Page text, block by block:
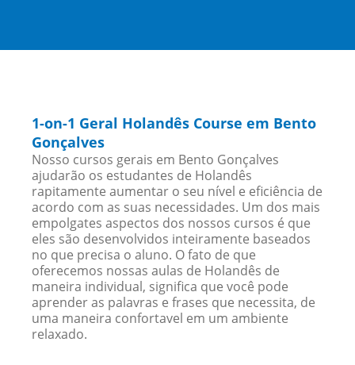
1-on-1 Geral Holandês Course em Bento
Gonçalves
Nosso cursos gerais em Bento Gonçalves
ajudarão os estudantes de Holandês
rapitamente aumentar o seu nível e eficiência de
acordo com as suas necessidades. Um dos mais
empolgates aspectos dos nossos cursos é que
eles são desenvolvidos inteiramente baseados
no que precisa o aluno. O fato de que
oferecemos nossas aulas de Holandês de
maneira individual, significa que você pode
aprender as palavras e frases que necessita, de
uma maneira confortavel em um ambiente
relaxado.